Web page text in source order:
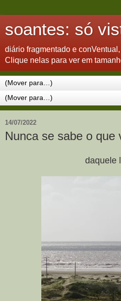
soantes: só
diário fragmentado e
Clique nelas para ver em
14/07/2022
Nunca se sabe o que
daquele